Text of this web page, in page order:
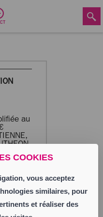
COOKIES
vous acceptez
similaires, pour
et réaliser des
au
l’Associée
de la
capital de
de Saint-